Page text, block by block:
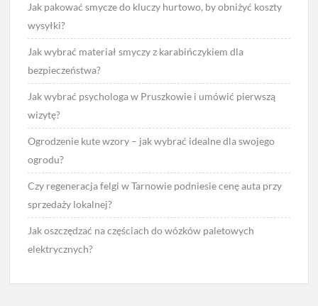
Jak pakować smycze do kluczy hurtowo, by obniżyć koszty
wysyłki?
Jak wybrać materiał smyczy z karabińczykiem dla
bezpieczeństwa?
Jak wybrać psychologa w Pruszkowie i umówić pierwszą
wizytę?
Ogrodzenie kute wzory – jak wybrać idealne dla swojego
ogrodu?
Czy regeneracja felgi w Tarnowie podniesie cenę auta przy
sprzedaży lokalnej?
Jak oszczędzać na częściach do wózków paletowych
elektrycznych?